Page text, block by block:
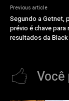
Previous article
Segundo a Getnet,
prévio é chave
resultados da Black